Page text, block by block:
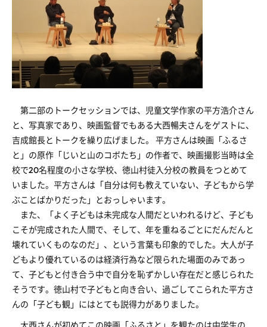
第二部のトークセッションでは、児童文学作家の平方浩介さん
と、写真家であり、映画監督でもある大西暢夫さんをゲストに、
吉成館長とトークを繰り広げました。 平方さんは映画「ふるさ
と」の原作「じいと山のコボたち」の作者で、映画撮影当時は全
校で20名程度の小さな学校、徳山村徒入分校の教員をつとめて
いました。平方さんは「自分は何も教えていない、子どもから学
ぶことばかりだった」とおっしゃいます。
また、「よく子どもは未完成な人間だといわれるけど、子ども
こそが完成された人間で、そして、年を重ねるごとにだんだんと
壊れていくものなのだ」、という言葉も印象的でした。大人が子
どもより優れているのは経済行為など限られた場面のみであっ
て、子どもと付き合う中で自分を恥ずかしい存在だと感じられた
そうです。徳山村で子どもと向き合い、過ごしてこられた平方さ
んの「子ども観」にはとても説得力がありました。